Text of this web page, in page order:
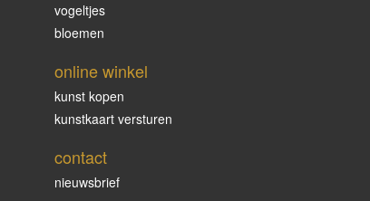
vogeltjes
bloemen
online winkel
kunst kopen
kunstkaart versturen
contact
nieuwsbrief